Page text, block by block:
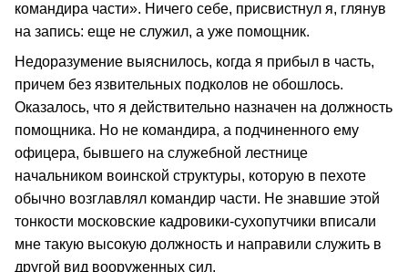
командира части». Ничего себе, присвистнул я, глянув
на запись: еще не служил, а уже помощник.
Недоразумение выяснилось, когда я прибыл в часть,
причем без язвительных подколов не обошлось.
Оказалось, что я действительно назначен на должность
помощника. Но не командира, а подчиненного ему
офицера, бывшего на служебной лестнице
начальником воинской структуры, которую в пехоте
обычно возглавлял командир части. Не знавшие этой
тонкости московские кадровики-сухопутчики вписали
мне такую высокую должность и направили служить в
другой вид вооруженных сил.